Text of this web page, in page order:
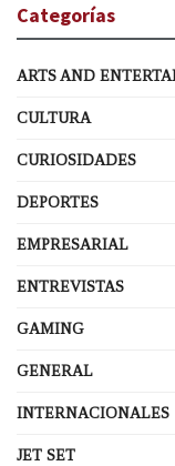
Categorías
ARTS AND
CULTURA
CURIOSIDADES
DEPORTES
EMPRESARIAL
ENTREVISTAS
GAMING
GENERAL
INTERNACIONALES
JET SET